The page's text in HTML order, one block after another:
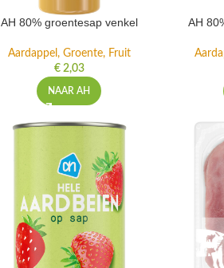
AH 80% groentesap venkel
Aardappel, Groente, Fruit
€2,03
NAAR AH
AH